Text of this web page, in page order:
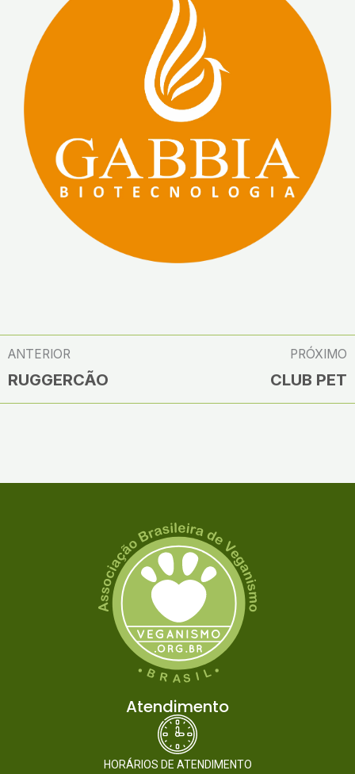
ANTERIOR
RUGGERCÃO
PRÓXIMO
CLUB PET
Atendimento
HORÁRIOS DE ATENDIMENTO